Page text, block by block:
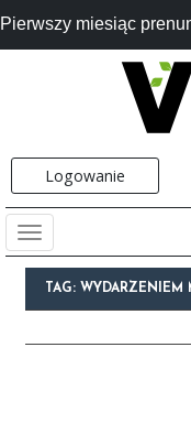
Pierwszy miesiąc
Logowanie
TAG: WYDARZENIEM